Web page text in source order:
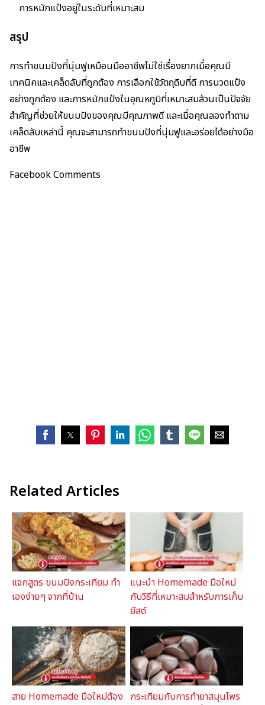
การหมักแป้งอยู่ในระดับที่เหมาะสม
สรุป
การทำขนมปังที่นุ่มฟูเหมือนมืออาชีพไม่ใช่เรื่องยากเมื่อคุณมี
เทคนิคและเคล็ดลับที่ถูกต้อง การเลือกใช้วัตถุดิบที่ดี การนวดแป้ง
อย่างถูกต้อง และการหมักแป้งในอุณหภูมิที่เหมาะสมล้วนเป็นปัจจัย
สำคัญที่ช่วยให้ขนมปังของคุณมีคุณภาพดี และเมื่อคุณลองทำตาม
เคล็ดลับเหล่านี้ คุณจะสามารถทำขนมปังที่นุ่มฟูและอร่อยได้อย่างมือ
อาชีพ
Facebook Comments
Related Articles
แจกสูตร ขนมปังกระเทียม ทำ
เองง่ายๆ จากที่บ้าน
แนะนำ Homemade มือใหม่
กับวิธีที่เหมาะสมสำหรับการเก็บ
ยีสต์
สาย Homemade มือใหม่ต้อง กระเทียมกับการทำยาสมุนไพร